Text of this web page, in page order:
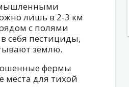
лишь в 2-3 км
с полями
себя пестициды,
землю.
фермы
места для тихой